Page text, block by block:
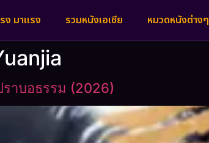
ง มาแรง รวมหนังเอเชีย หมวดหนังต่างๆ
ราบอธรรม (2026)